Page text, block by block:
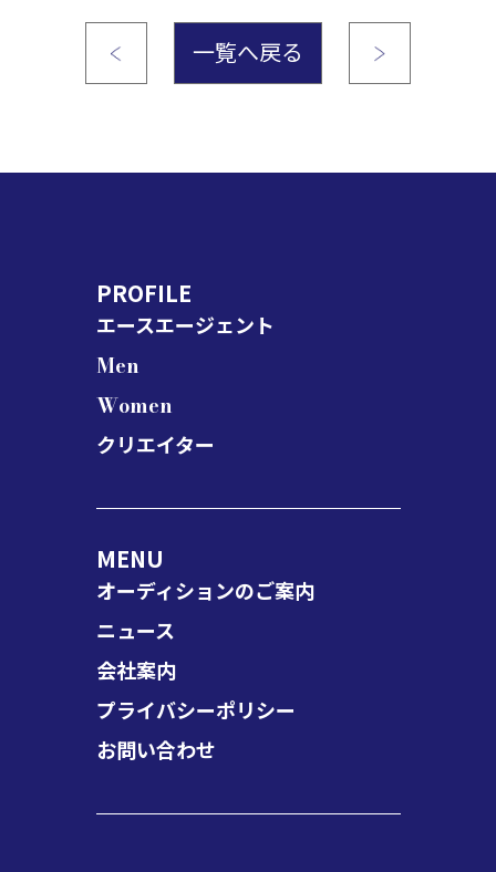
一覧へ戻る
PROFILE
エースエージェント
Men
Women
クリエイター
MENU
オーディションのご案内
ニュース
会社案内
プライバシーポリシー
お問い合わせ